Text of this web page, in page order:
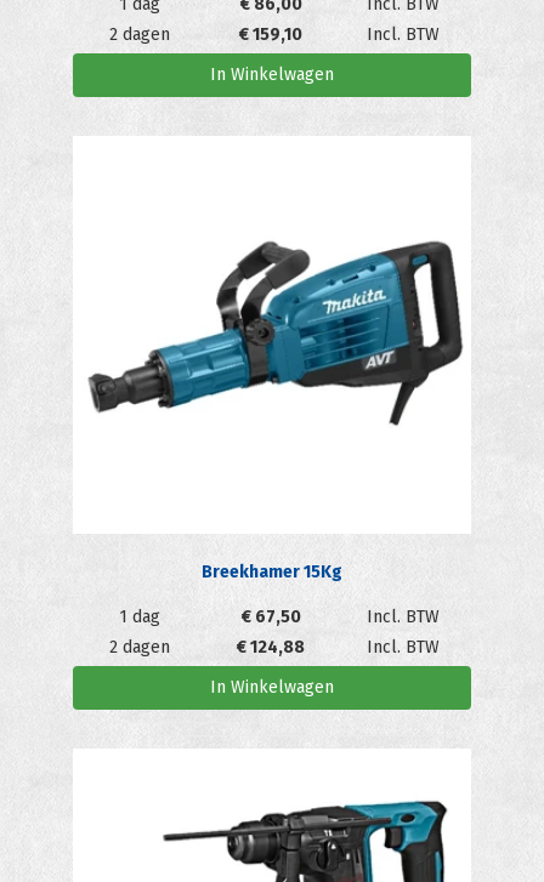
1 dag € 86,00
Incl. BTW
2 dagen
€ 159,10
Incl. BTW
In Winkelwagen
Breekhamer 15Kg
1 dag € 67,50
Incl. BTW
2 dagen
€ 124,88
Incl. BTW
In Winkelwagen